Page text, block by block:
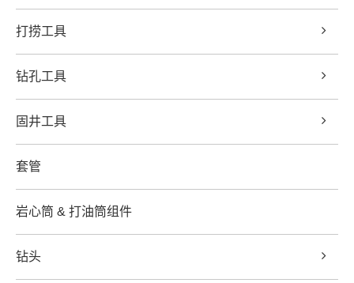
打捞工具
钻孔工具
固井工具
套管
岩心筒 & 打油筒组件
钻头